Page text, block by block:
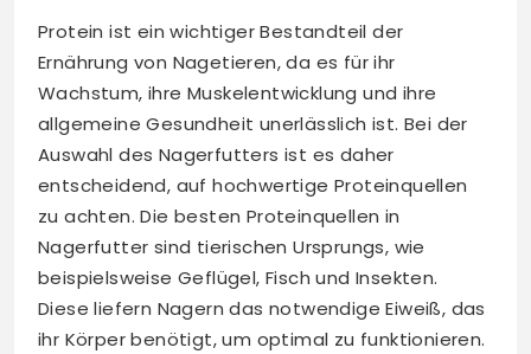
Protein ist ein wichtiger Bestandteil der
Ernährung von Nagetieren, da es für ihr
Wachstum, ihre Muskelentwicklung und ihre
allgemeine Gesundheit unerlässlich ist. Bei der
Auswahl des Nagerfutters ist es daher
entscheidend, auf hochwertige Proteinquellen
zu achten. Die besten Proteinquellen in
Nagerfutter sind tierischen Ursprungs, wie
beispielsweise Geflügel, Fisch und Insekten.
Diese liefern Nagern das notwendige Eiweiß, das
ihr Körper benötigt, um optimal zu funktionieren.